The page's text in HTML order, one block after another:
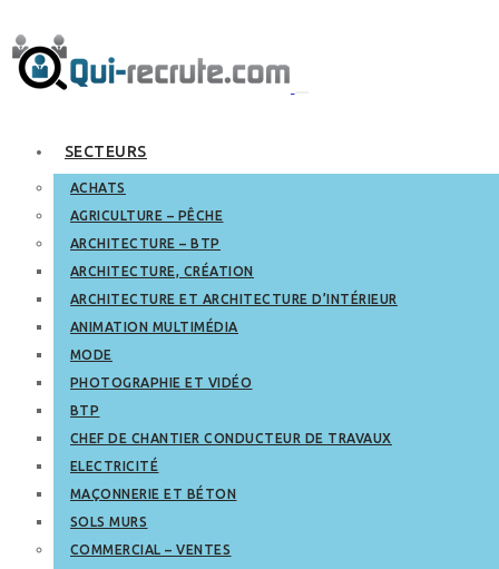
SECTEURS
ACHATS
AGRICULTURE – PÊCHE
ARCHITECTURE – BTP
ARCHITECTURE, CRÉATION
ARCHITECTURE ET ARCHITECTURE D’INTÉRIEUR
ANIMATION MULTIMÉDIA
MODE
PHOTOGRAPHIE ET VIDÉO
BTP
CHEF DE CHANTIER CONDUCTEUR DE TRAVAUX
ELECTRICITÉ
MAÇONNERIE ET BÉTON
SOLS MURS
COMMERCIAL – VENTES